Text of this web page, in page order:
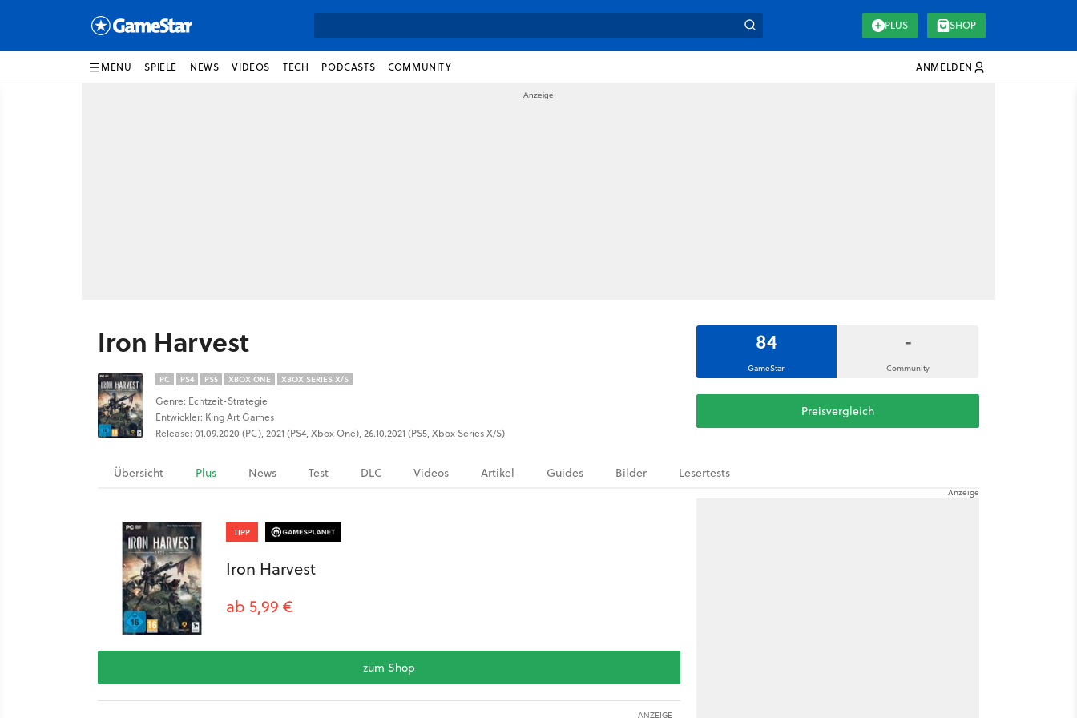
PLUS SHOP
MENU SPIELE NEWS VIDEOS TECH PODCASTS COMMUNITY ANMELDEN
Iron Harvest
PC PS4 PS5 XBOX ONE XBOX SERIES X/S
Genre: Echtzeit-Strategie
Entwickler: King Art Games
Release: 01.09.2020 (PC), 2021 (PS4, Xbox One), 26.10.2021 (PS5, Xbox Series X/S)
84
GameStar
-
Community
Preisvergleich
Übersicht Plus News Test DLC Videos Artikel Guides Bilder Lesertests
TIPP
Iron Harvest
ab 5,99 €
zum Shop
ANZEIGE